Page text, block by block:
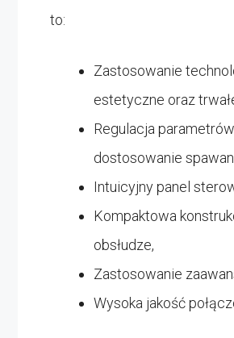
to:
Zastosowanie
estetyczne oraz
Regulacja
dostosowanie
Intuicyjny panel
Kompaktowa
obsłudze,
Zastosowanie
Wysoka jakość